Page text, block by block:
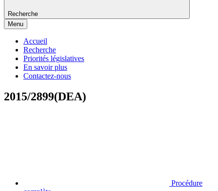
Recherche
Menu
Accueil
Recherche
Priorités législatives
En savoir plus
Contactez-nous
2015/2899(DEA)
Procédure